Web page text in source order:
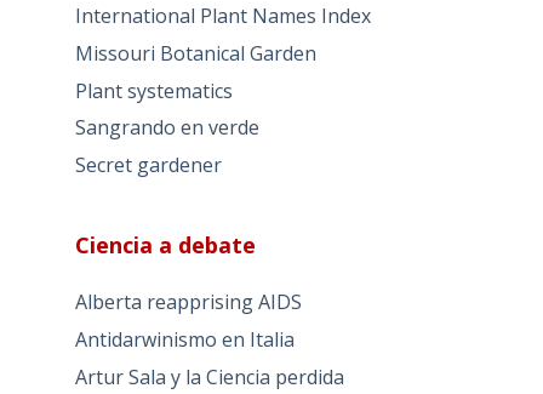
International Plant Names Index
Missouri Botanical Garden
Plant systematics
Sangrando en verde
Secret gardener
Ciencia a debate
Alberta reapprising AIDS
Antidarwinismo en Italia
Artur Sala y la Ciencia perdida